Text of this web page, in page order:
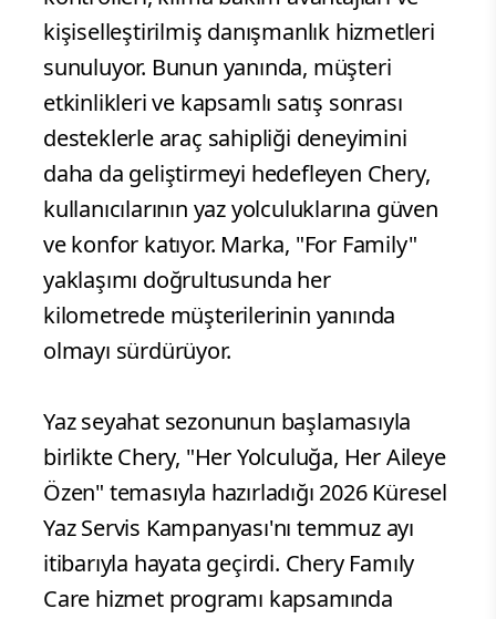
kişiselleştirilmiş danışmanlık hizmetleri
sunuluyor. Bunun yanında, müşteri
etkinlikleri ve kapsamlı satış sonrası
desteklerle araç sahipliği deneyimini
daha da geliştirmeyi hedefleyen Chery,
kullanıcılarının yaz yolculuklarına güven
ve konfor katıyor. Marka, "For Family"
yaklaşımı doğrultusunda her
kilometrede müşterilerinin yanında
olmayı sürdürüyor.
Yaz seyahat sezonunun başlamasıyla
birlikte Chery, "Her Yolculuğa, Her Aileye
Özen" temasıyla hazırladığı 2026 Küresel
Yaz Servis Kampanyası'nı temmuz ayı
itibarıyla hayata geçirdi. Chery Famıly
Care hizmet programı kapsamında